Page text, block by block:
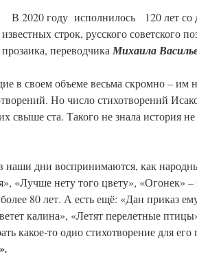
В 2020 году исполнилось 120 лет со
известных строк, русского советского
прозаика, переводчика Михаила
в своем объеме весьма скромно – им
Но число стихотворений
свыше ста. Такого не знала история
дни воспринимаются, как
«Лучше нету того цвету», «Огонек» –
80 лет. А есть ещё: «Дан приказ
калина», «Летят перелетные
какое-то одно стихотворение для его